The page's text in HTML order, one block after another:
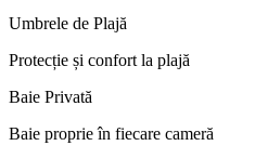
Umbrele de Plajă
Protecție și confort la plajă
Baie Privată
Baie proprie în fiecare cameră